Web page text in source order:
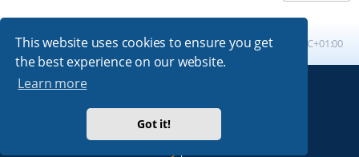
This website uses cookies to ensure you get
the best experience on our website.
Learn more
Got it!
Board index All times are UTC+01:00
Absolution style by
Premium phpBB Styles